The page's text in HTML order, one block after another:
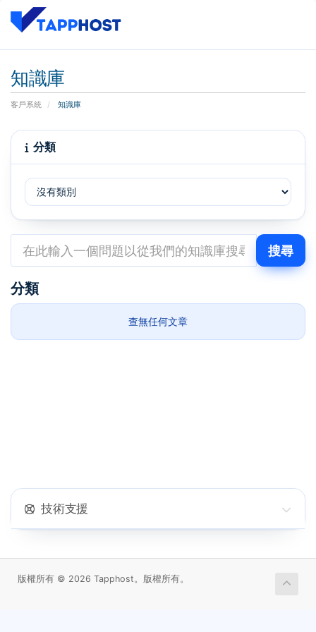
知識庫
客戶系統 知識庫
分類
分類
查無任何文章
技術支援
版權所有 © 2026 Tapphost。版權所有。